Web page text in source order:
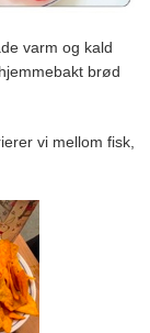
varm og kald
brød
vi mellom fisk,